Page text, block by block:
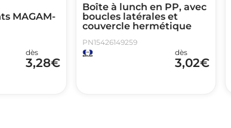
MAGAM-
dès
3,28€
Boîte à lunch en PP, avec
boucles latérales et
couvercle hermétique
PN15426149259
dès
3,02€